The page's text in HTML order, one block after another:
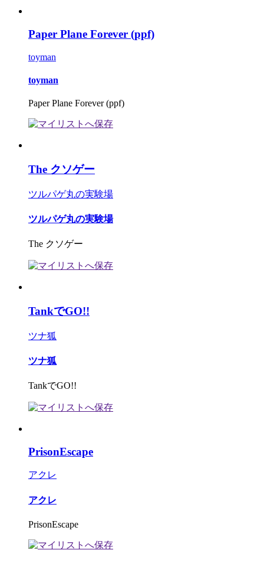
Paper Plane Forever (ppf)
toyman
toyman
Paper Plane Forever (ppf)
The クソゲー
ツルパゲ丸の実験場
ツルパゲ丸の実験場
The クソゲー
TankでGO!!
ツナ狐
ツナ狐
TankでGO!!
PrisonEscape
アクレ
アクレ
PrisonEscape